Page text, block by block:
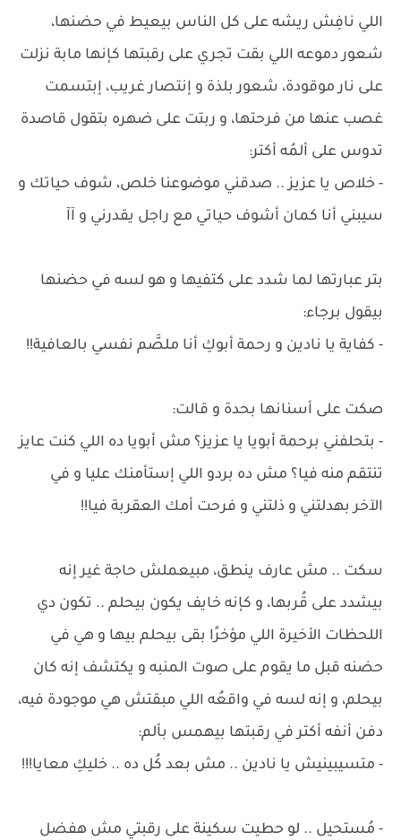
اللي نافِش ريشه على كل الناس بيعيط في حضنها،
شعور دموعه اللي بقت تجري على رقبتها كإنها مابة نزلت
على نار موقودة، شعور بلذة و إنتصار غريب، إبتسمت
غصب عنها من فرحتها، و ربتت على ضهره بتقول قاصدة
تدوس على ألمُه أكتر:
- خلاص يا عزيز .. صدقني موضوعنا خلص، شوف حياتك و
سيبني أنا كمان أشوف حياتي مع راجل يقدرني و آآ
بتر عبارتها لما شدد على كتفيها و هو لسه في حضنها
بيقول برجاء:
- كفاية يا نادين و رحمة أبوكِ أنا ملصَّم نفسي بالعافية!!
صكت على أسنانها بحدة و قالت:
- بتحلفني برحمة أبويا يا عزيز؟ مش أبويا ده اللي كنت عايز
تنتقم منه فيا؟ مش ده بردو اللي إستأمنك عليا و في
الآخر بهدلتني و ذلتني و فرحت أمك العقربة فيا!!
سكت .. مش عارف ينطق، مبيعملش حاجة غير إنه
بيشدد على قُربها، و كإنه خايف يكون بيحلم .. تكون دي
اللحظات الأخيرة اللي مؤخرًا بقى بيحلم بيها و هي في
حضنه قبل ما يقوم على صوت المنبه و يكتشف إنه كان
بيحلم، و إنه لسه في واقعُه اللي مبقتش هي موجودة فيه،
دفن أنفه أكتر في رقبتها بيهمس بألم:
- متسيبينيش يا نادين .. مش بعد كُل ده .. خليكِ معايا!!!
- مُستحيل .. لو حطيت سكينة على رقبتي مش هفضل